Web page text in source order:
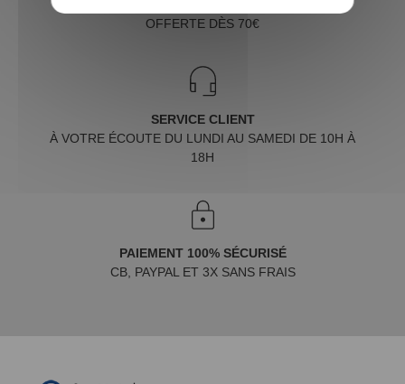
OFFERTE DÈS 70€
SERVICE CLIENT
À VOTRE ÉCOUTE DU LUNDI AU SAMEDI DE 10H À
18H
PAIEMENT 100% SÉCURISÉ
CB, PAYPAL ET 3X SANS FRAIS